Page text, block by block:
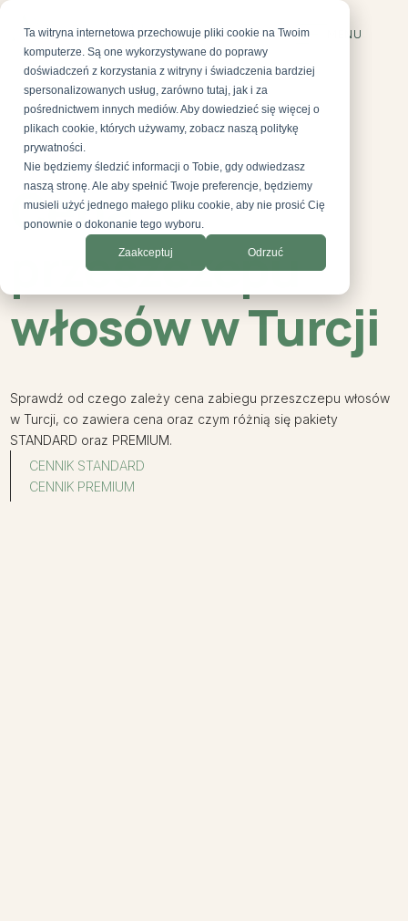
Ta witryna internetowa przechowuje pliki cookie na Twoim
komputerze. Są one wykorzystywane do poprawy
doświadczeń z korzystania z witryny i świadczenia bardziej
spersonalizowanych usług, zarówno tutaj, jak i za
pośrednictwem innych mediów. Aby dowiedzieć się więcej o
plikach cookie, których używamy, zobacz naszą politykę
prywatności.
Nie będziemy śledzić informacji o Tobie, gdy odwiedzasz
naszą stronę. Ale aby spełnić Twoje preferencje, będziemy
musieli użyć jednego małego pliku cookie, aby nie prosić Cię
ponownie o dokonanie tego wyboru.
Zaakceptuj Odrzuć
MENU
AESTEPOOL CLINIC
Cena
przeszczepu
włosów w Turcji
Sprawdź od czego zależy cena zabiegu przeszczepu włosów
w Turcji, co zawiera cena oraz czym różnią się pakiety
STANDARD oraz PREMIUM.
CENNIK STANDARD
CENNIK PREMIUM